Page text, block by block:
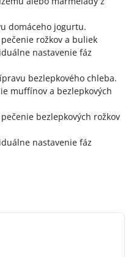
domáceho jogurtu.
pečenie rožkov a buliek
nastavenie fáz
bezlepkového chleba.
muffínov a bezlepkových
bezlepkových rožkov
nastavenie fáz